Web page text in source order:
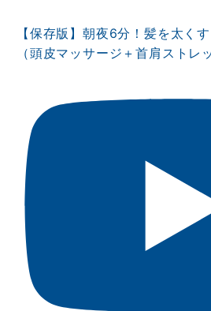
【保存版】朝夜6分！髪を太く
（頭皮マッサージ＋首肩ストレ